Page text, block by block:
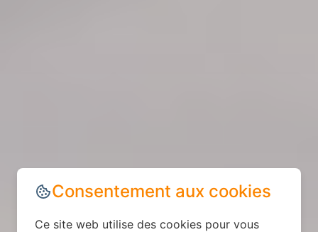
Consentement aux cookies
Ce site web utilise des cookies pour vous